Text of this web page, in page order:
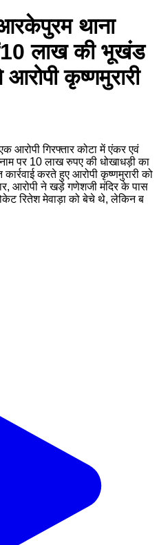
थाना
लाख की भूखंड
कृष्णमुरारी
आरोपी गिरफ्तार कोटा में एंकर एवं
पर 10 लाख रुपए की धोखाधड़ी का
करते हुए आरोपी कृष्णमुरारी को
आरोपी ने खड़े गणेशजी मंदिर के पास
रितेश मेवाड़ा को बेचे थे, लेकिन ब